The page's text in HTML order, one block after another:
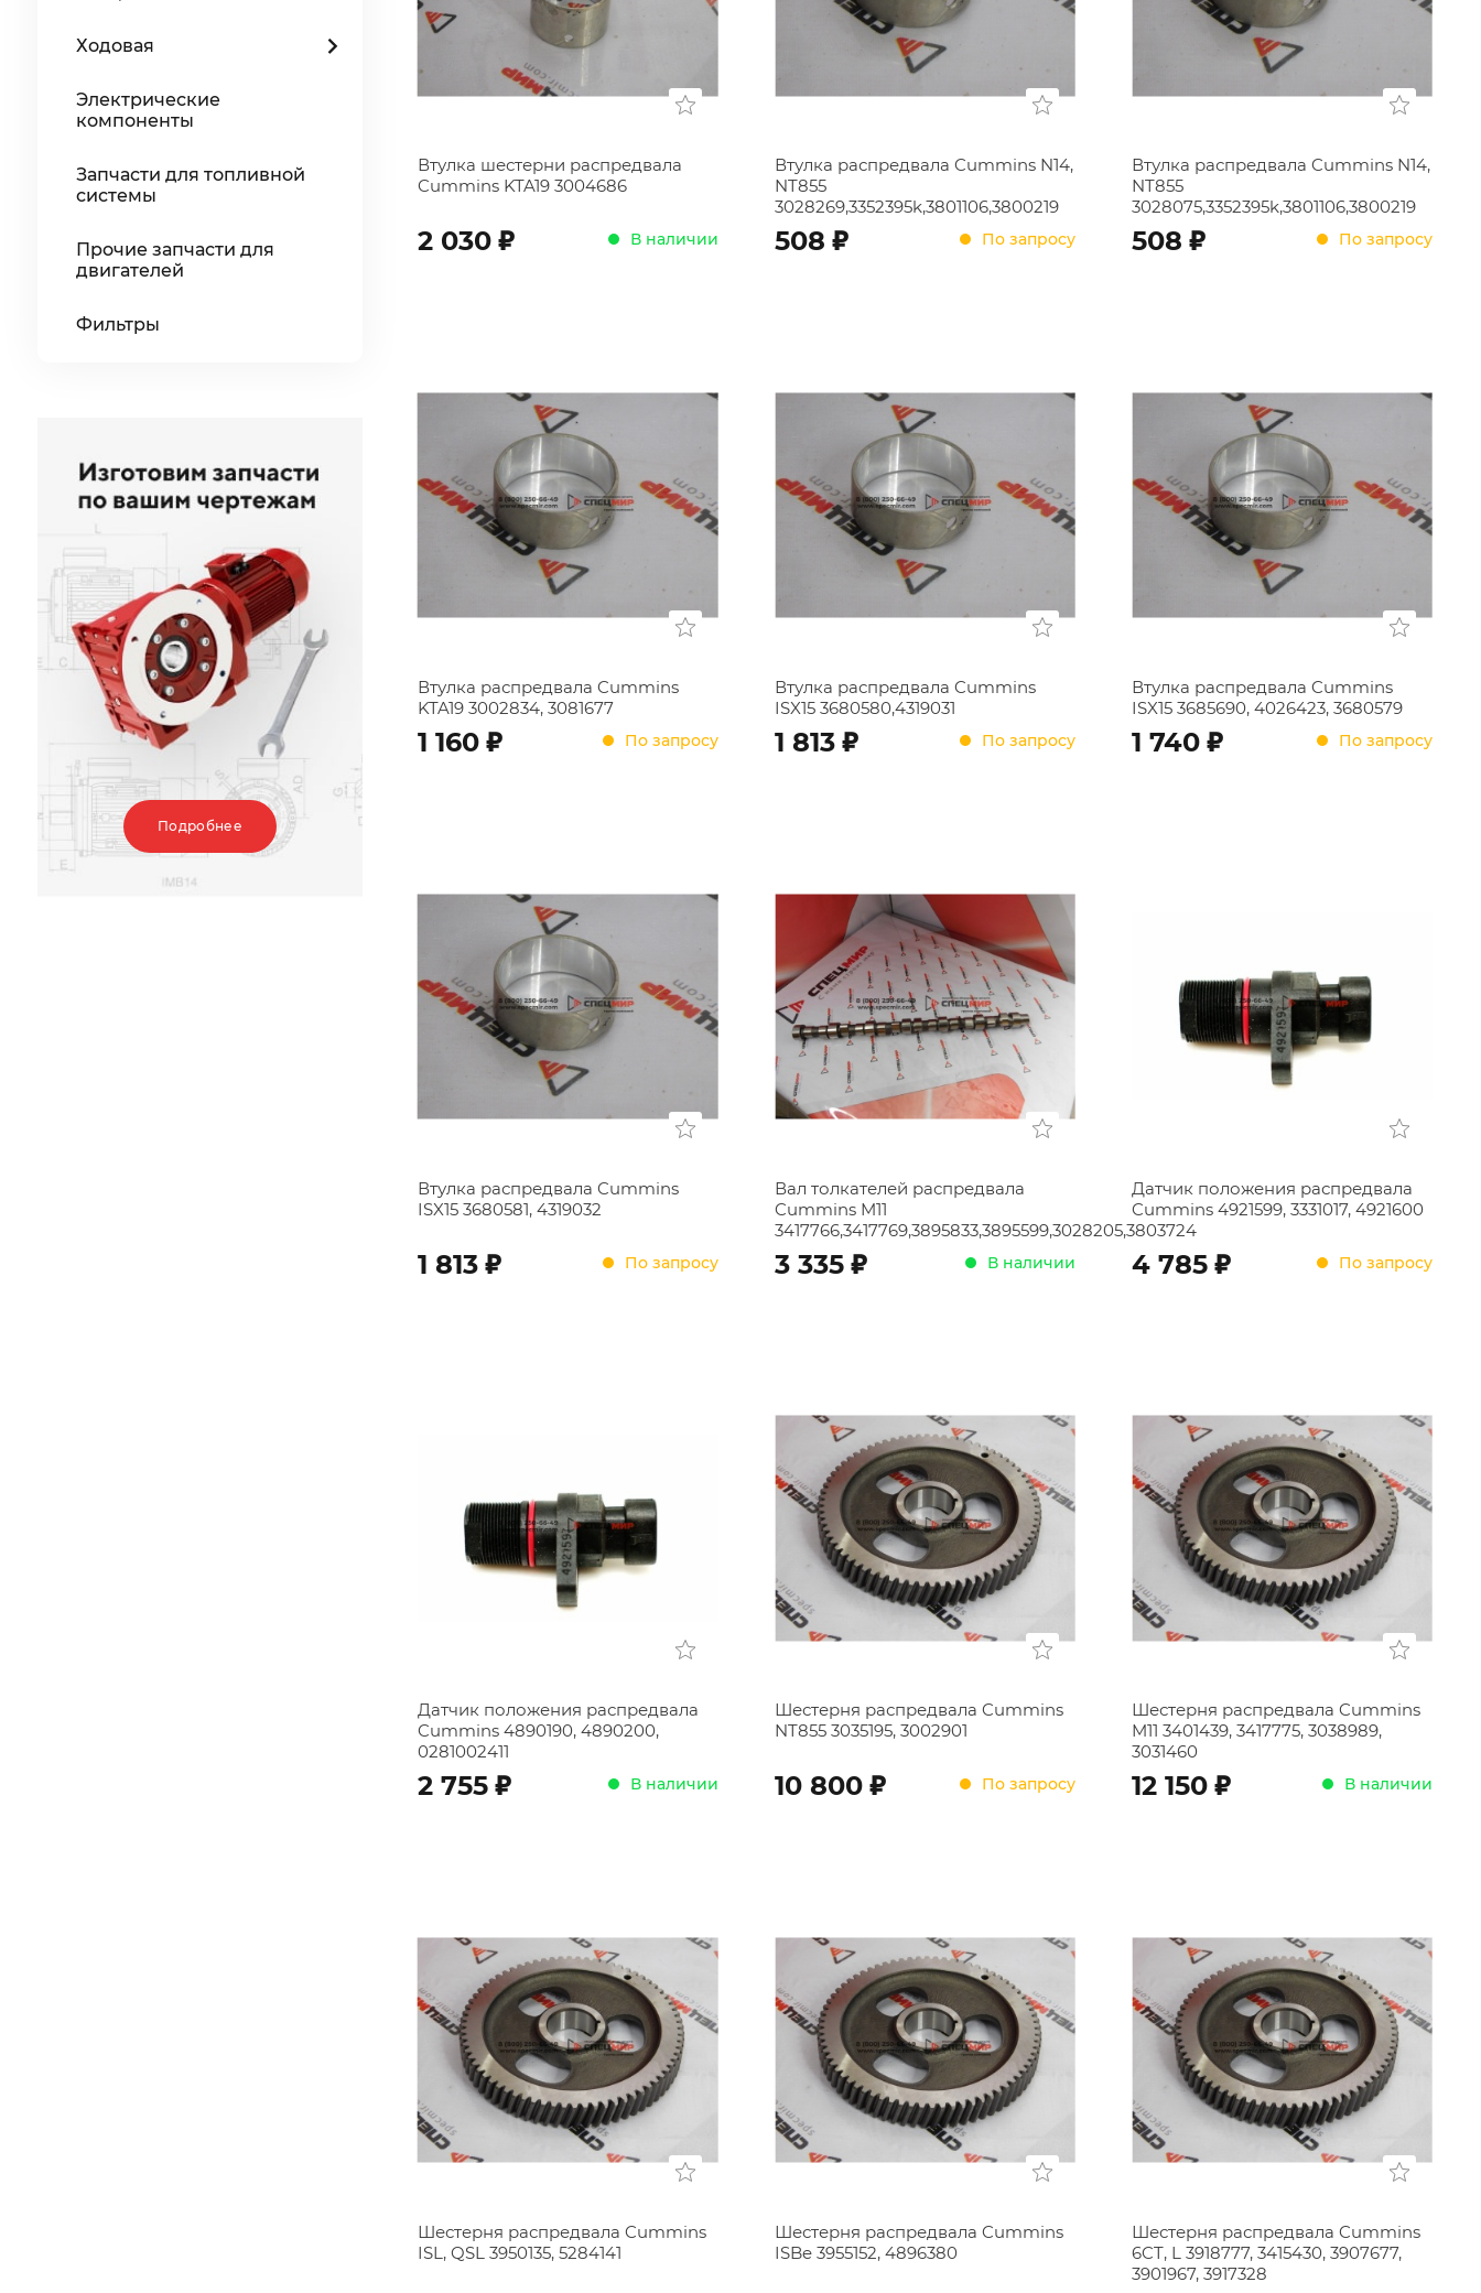
Ходовая
Электрические
компоненты
Запчасти для топливной
системы
Прочие запчасти для
двигателей
Фильтры
Подробнее
Втулка шестерни распредвала
Cummins KTA19 3004686
2 030 ; В наличии
Втулка распредвала Cummins N14,
NT855
3028269,3352395k,3801106,3800219
508 ; По запросу
Втулка распредвала Cummins N14,
NT855
3028075,3352395k,3801106,3800219
508 ; По запросу
Втулка распредвала Cummins
KTA19 3002834, 3081677
1 160 ; По запросу
Втулка распредвала Cummins
ISX15 3680580,4319031
1 813 ; По запросу
Втулка распредвала Cummins
ISX15 3685690, 4026423, 3680579
1 740 ; По запросу
Втулка распредвала Cummins
ISX15 3680581, 4319032
1 813 ; По запросу
Вал толкателей распредвала
Cummins M11
3417766,3417769,3895833,3895599,3028205,3803724
3 335 ; В наличии
Датчик положения распредвала
Cummins 4921599, 3331017, 4921600
4 785 ; По запросу
Датчик положения распредвала
Cummins 4890190, 4890200,
0281002411
2 755 ; В наличии
Шестерня распредвала Cummins
NT855 3035195, 3002901
10 800 ; По запросу
Шестерня распредвала Cummins
M11 3401439, 3417775, 3038989,
3031460
12 150 ; В наличии
Шестерня распредвала Cummins
ISL, QSL 3950135, 5284141
Шестерня распредвала Cummins
ISBe 3955152, 4896380
Шестерня распредвала Cummins
6CT, L 3918777, 3415430, 3907677,
3901967, 3917328